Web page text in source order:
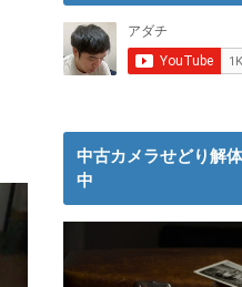
中古カメラせどり解
中